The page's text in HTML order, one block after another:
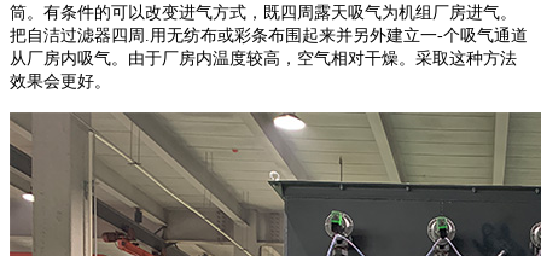
筒。有条件的可以改变进气方式，既四周露天吸气为机组厂房进气。
把自洁过滤器四周.用无纺布或彩条布围起来并另外建立一-个吸气通道
从厂房内吸气。由于厂房内温度较高，空气相对干燥。采取这种方法
效果会更好。